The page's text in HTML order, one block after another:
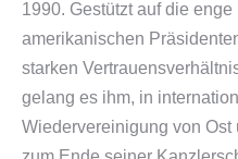
1990. Gestützt auf die
amerikanischen
starken
gelang es ihm, in
Wiedervereinigung von